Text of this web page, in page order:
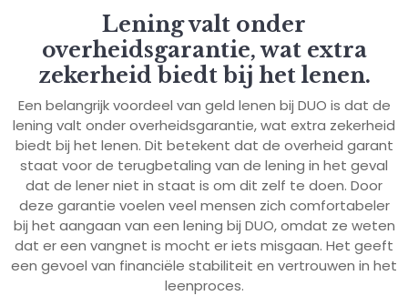
Lening valt onder
overheidsgarantie, wat extra
zekerheid biedt bij het lenen.
Een belangrijk voordeel van geld lenen bij DUO is dat de
lening valt onder overheidsgarantie, wat extra zekerheid
biedt bij het lenen. Dit betekent dat de overheid garant
staat voor de terugbetaling van de lening in het geval
dat de lener niet in staat is om dit zelf te doen. Door
deze garantie voelen veel mensen zich comfortabeler
bij het aangaan van een lening bij DUO, omdat ze weten
dat er een vangnet is mocht er iets misgaan. Het geeft
een gevoel van financiële stabiliteit en vertrouwen in het
leenproces.